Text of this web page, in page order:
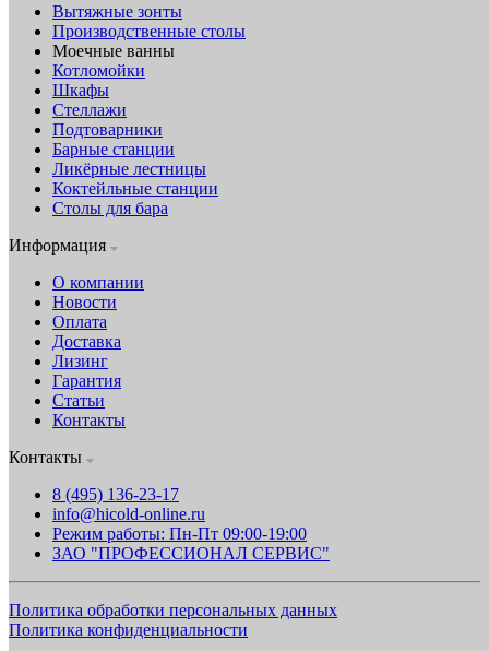
Вытяжные зонты
Производственные столы
Моечные ванны
Котломойки
Шкафы
Стеллажи
Подтоварники
Барные станции
Ликёрные лестницы
Коктейльные станции
Столы для бара
Информация
О компании
Новости
Оплата
Доставка
Лизинг
Гарантия
Статьи
Контакты
Контакты
8 (495) 136-23-17
info@hicold-online.ru
Режим работы: Пн-Пт 09:00-19:00
ЗАО "ПРОФЕССИОНАЛ СЕРВИС"
Политика обработки персональных данных
Политика конфиденциальности